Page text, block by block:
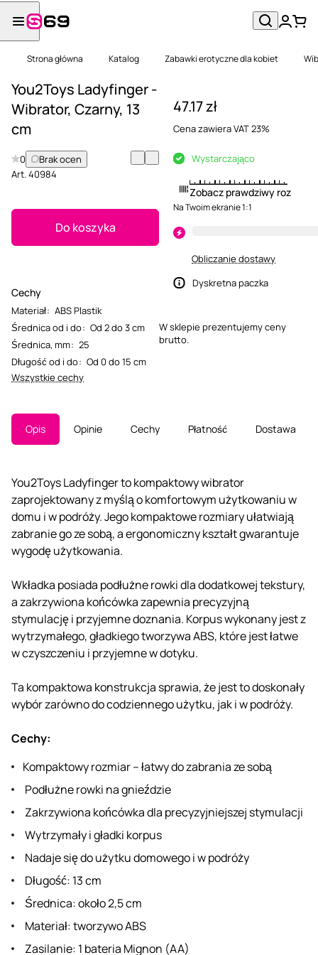
Strona główna Katalog Zabawki erotyczne dla kobiet
You2Toys Ladyfinger -
Wibrator, Czarny, 13
cm
0
Brak ocen
Art.40984
Do koszyka
Cechy
Materiał: ABS Plastik
Średnica od i do: Od 2 do 3 cm
Średnica, mm: 25
Długość od i do: Od 0 do 15 cm
Wszystkie cechy
47.17 zł
Cena zawiera VAT 23%
Wystarczająco
Zobacz prawdziwy rozmiar
Na Twoim ekranie 1:1
Obliczanie dostawy
Dyskretna paczka
W sklepie prezentujemy ceny
brutto.
Opis Opinie Cechy Płatność Dostawa
You2Toys Ladyfinger to kompaktowy wibrator
zaprojektowany z myślą o komfortowym użytkowaniu w
domu i w podróży. Jego kompaktowe rozmiary ułatwiają
zabranie go ze sobą, a ergonomiczny kształt gwarantuje
wygodę użytkowania.
Wkładka posiada podłużne rowki dla dodatkowej tekstury,
a zakrzywiona końcówka zapewnia precyzyjną
stymulację i przyjemne doznania. Korpus wykonany jest z
wytrzymałego, gładkiego tworzywa ABS, które jest łatwe
w czyszczeniu i przyjemne w dotyku.
Ta kompaktowa konstrukcja sprawia, że ​​jest to doskonały
wybór zarówno do codziennego użytku, jak i w podróży.
Cechy:
Kompaktowy rozmiar – łatwy do zabrania ze sobą
Podłużne rowki na gnieździe
Zakrzywiona końcówka dla precyzyjniejszej stymulacji
Wytrzymały i gładki korpus
Nadaje się do użytku domowego i w podróży
Długość: 13 cm
Średnica: około 2,5 cm
Materiał: tworzywo ABS
Zasilanie: 1 bateria Mignon (AA)